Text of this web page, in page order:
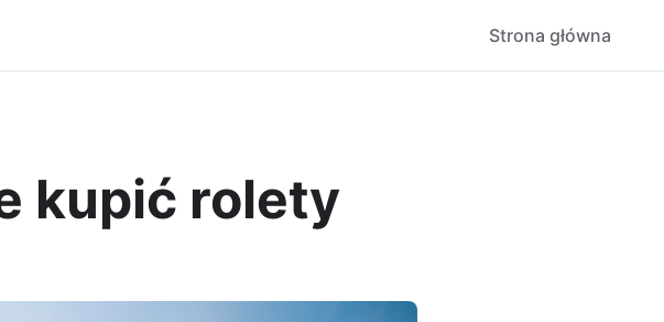
Strona główna
kupić rolety